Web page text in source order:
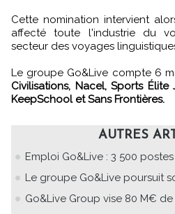
Cette nomination intervient
affecté toute l'industrie du
secteur des voyages
Le groupe Go&Live compte 6
Civilisations, Nacel, Sports Élite
KeepSchool et Sans Frontières.
AUTRES
Emploi Go&Live : 3 500
Le groupe Go&Live poursuit
Go&Live Group vise 80 M€